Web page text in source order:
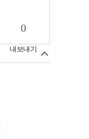
0
내보내기